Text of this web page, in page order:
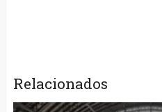
Relacionados